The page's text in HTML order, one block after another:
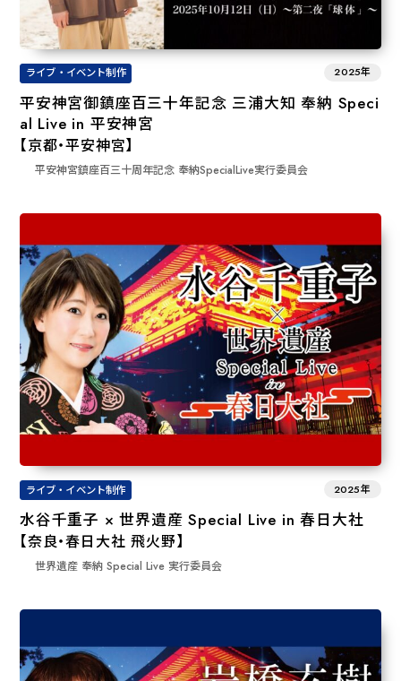
ライブ・イベント制作 2025年
平安神宮御鎮座百三十年記念 三浦大知 奉納 Speci
al Live in 平安神宮
【京都・平安神宮】
平安神宮鎮座百三十周年記念 奉納SpecialLive実行委員会
ライブ・イベント制作 2025年
水谷千重子 × 世界遺産 Special Live in 春日大社
【奈良・春日大社 飛火野】
世界遺産 奉納 Special Live 実⾏委員会